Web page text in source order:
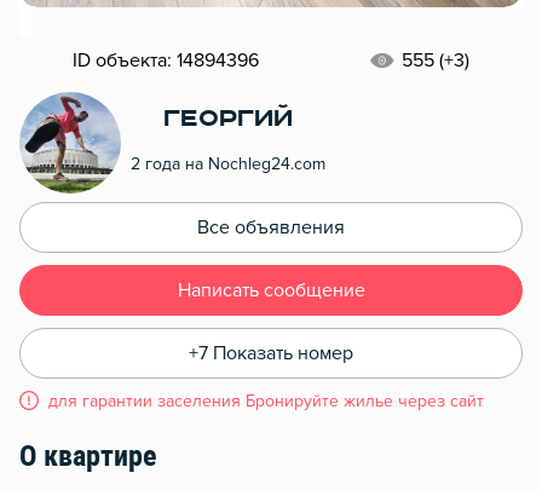
ID объекта: 14894396 555 (+3)
Георгий
2 года на Nochleg24.com
Все объявления
Написать сообщение
+7 Показать номер
для гарантии заселения Бронируйте жилье через сайт
О квартире